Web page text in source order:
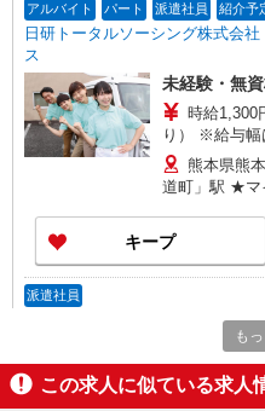
アルバイト パート 派遣社員 紹介予
日研トータルソーシング株式会
ス
未経験・無
時給1,300
り） ※給
熊本県熊
道町」駅 ★マ
やすいエリア
い！！
キープ
派遣社員
株式会社kotrio /●KM-H-1907664
熊本市中央
につけて長く
時給1450
も
この求人に似ている求人